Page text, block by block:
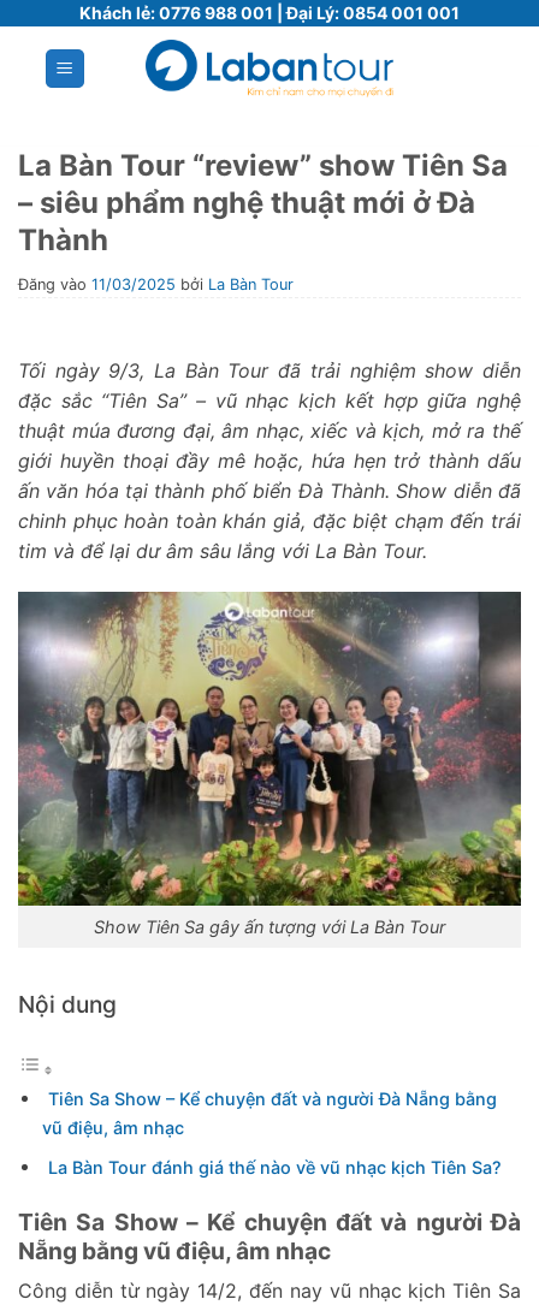
Khách lẻ:0776 988 001 | Đại Lý:0854 001 001
La Bàn Tour “review” show Tiên Sa
– siêu phẩm nghệ thuật mới ở Đà
Thành
Đăng vào 11/03/2025 bởi La Bàn Tour
Tối ngày 9/3, La Bàn Tour đã trải nghiệm show diễn
đặc sắc “Tiên Sa” – vũ nhạc kịch kết hợp giữa nghệ
thuật múa đương đại, âm nhạc, xiếc và kịch, mở ra thế
giới huyền thoại đầy mê hoặc, hứa hẹn trở thành dấu
ấn văn hóa tại thành phố biển Đà Thành. Show diễn đã
chinh phục hoàn toàn khán giả, đặc biệt chạm đến trái
tim và để lại dư âm sâu lắng với La Bàn Tour.
Show Tiên Sa gây ấn tượng với La Bàn Tour
Nội dung
Tiên Sa Show – Kể chuyện đất và người Đà Nẵng bằng
vũ điệu, âm nhạc
La Bàn Tour đánh giá thế nào về vũ nhạc kịch Tiên Sa?
Tiên Sa Show – Kể chuyện đất và người Đà
Nẵng bằng vũ điệu, âm nhạc
Công diễn từ ngày 14/2, đến nay vũ nhạc kịch Tiên Sa